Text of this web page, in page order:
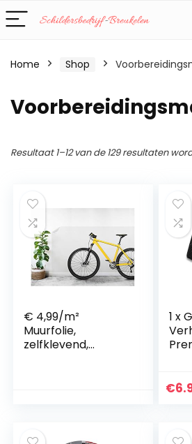
Home Shop
Resultaat 1–12 van de 129 resultaten
€ 4,99/m²
Muurfolie,
zelfklevend,
1 x
€